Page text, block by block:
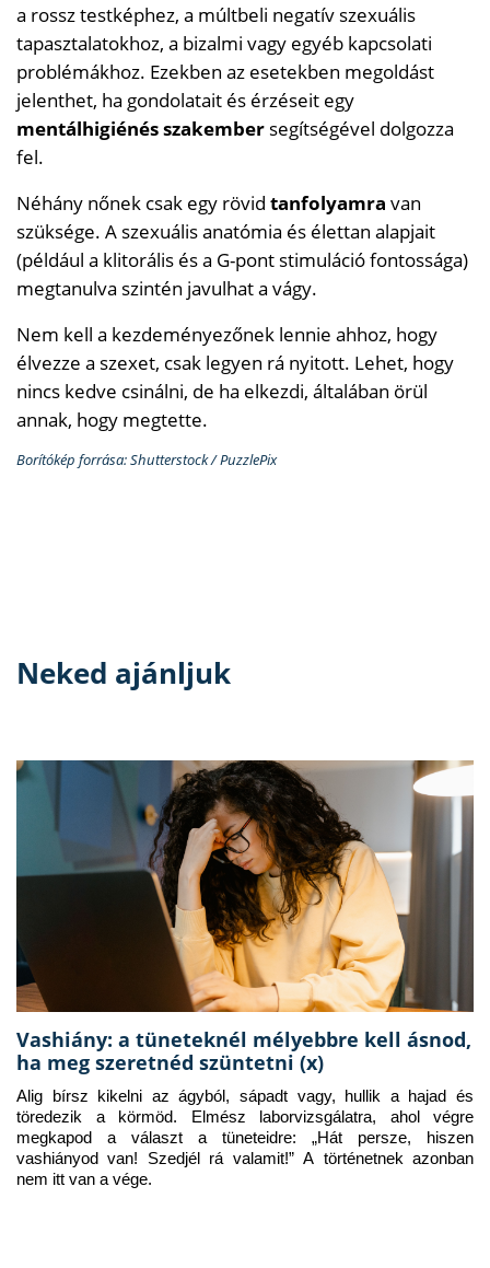
a rossz testképhez, a múltbeli negatív szexuális
tapasztalatokhoz, a bizalmi vagy egyéb kapcsolati
problémákhoz. Ezekben az esetekben megoldást
jelenthet, ha gondolatait és érzéseit egy
mentálhigiénés szakember segítségével dolgozza
fel.
Néhány nőnek csak egy rövid tanfolyamra van
szüksége. A szexuális anatómia és élettan alapjait
(például a klitorális és a G-pont stimuláció fontossága)
megtanulva szintén javulhat a vágy.
Nem kell a kezdeményezőnek lennie ahhoz, hogy
élvezze a szexet, csak legyen rá nyitott. Lehet, hogy
nincs kedve csinálni, de ha elkezdi, általában örül
annak, hogy megtette.
Borítókép forrása: Shutterstock / PuzzlePix
Neked ajánljuk
Vashiány: a tüneteknél mélyebbre kell ásnod,
ha meg szeretnéd szüntetni (x)
Alig bírsz kikelni az ágyból, sápadt vagy, hullik a hajad és
töredezik a körmöd. Elmész laborvizsgálatra, ahol végre
megkapod a választ a tüneteidre: „Hát persze, hiszen
vashiányod van! Szedjél rá valamit!” A történetnek azonban
nem itt van a vége.